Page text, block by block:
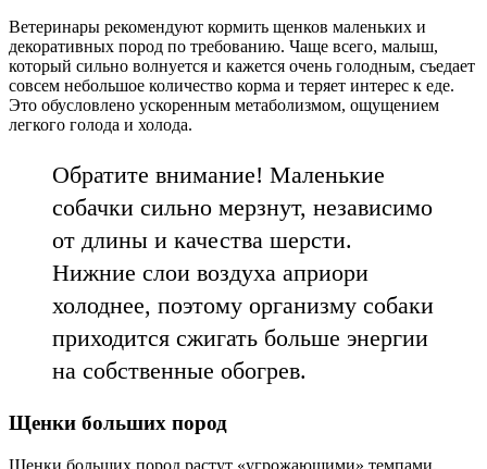
Ветеринары рекомендуют кормить щенков маленьких и
декоративных пород по требованию. Чаще всего, малыш,
который сильно волнуется и кажется очень голодным, съедает
совсем небольшое количество корма и теряет интерес к еде.
Это обусловлено ускоренным метаболизмом, ощущением
легкого голода и холода.
Обратите внимание! Маленькие
собачки сильно мерзнут, независимо
от длины и качества шерсти.
Нижние слои воздуха априори
холоднее, поэтому организму собаки
приходится сжигать больше энергии
на собственные обогрев.
Щенки больших пород
Щенки больших пород растут «угрожающими» темпами.